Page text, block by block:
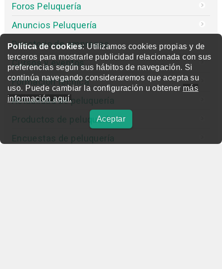
Política de cookies: Utilizamos cookies propias y de
terceros para mostrarle publicidad relacionada con sus
preferencias según sus hábitos de navegación. Si
continúa navegando consideraremos que acepta su
uso. Puede cambiar la configuración u obtener más
información aquí.
Aceptar
Foros Peluquería
Anuncios Peluquería
Directorio de empresas
Cursos y eventos
Formación técnica
Actualidad de peluquería
Productos de peluquería
Encuestas de peluquería